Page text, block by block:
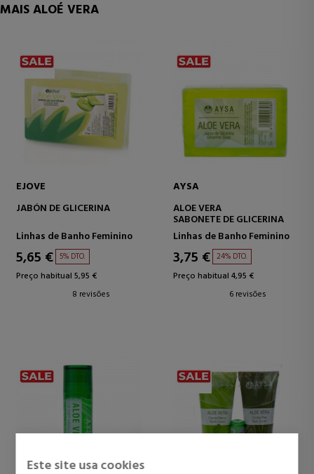
Este site usa cookies
MAIS ALOÉ VERA
EJOVE
JABÓN DE GLICERINA
Linhas de Banho Feminino
5,65 € 5% DTO.
Preço habitual 5,95 €
8 revisões
AYSA
ALOE VERA
SABONETE DE GLICERINA
Linhas de Banho Feminino
3,75 € 24% DTO.
Preço habitual 4,95 €
6 revisões